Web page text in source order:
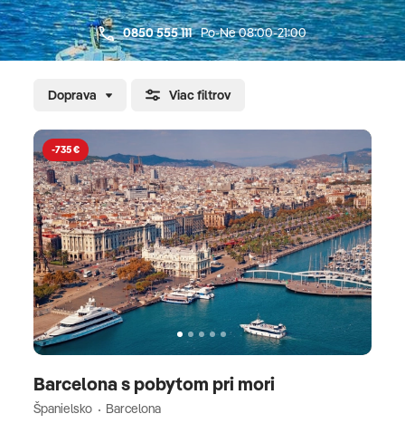
dovolenku s možnosťou kúpania a oddychu na
pláži Objavujte nové miesta a relaxujte pri mori!
kúpaním od CK SATUR a užite si dovolenku, ktorá
0850 555 111 Po-Ne 08:00-21:00
Doprava Viac filtrov
-735 €
Barcelona s pobytom pri mori
Španielsko Barcelona